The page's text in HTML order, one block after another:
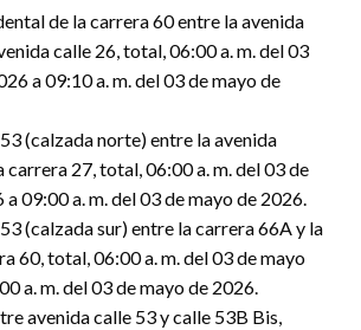
de la carrera 60 entre la avenida
calle 26, total, 06:00 a. m. del 03
a 09:10 a. m. del 03 de mayo de
(calzada norte) entre la avenida
carrera 27, total, 06:00 a. m. del 03 de
09:00 a. m. del 03 de mayo de 2026.
(calzada sur) entre la carrera 66A y la
60, total, 06:00 a. m. del 03 de mayo
a. m. del 03 de mayo de 2026.
avenida calle 53 y calle 53B Bis,